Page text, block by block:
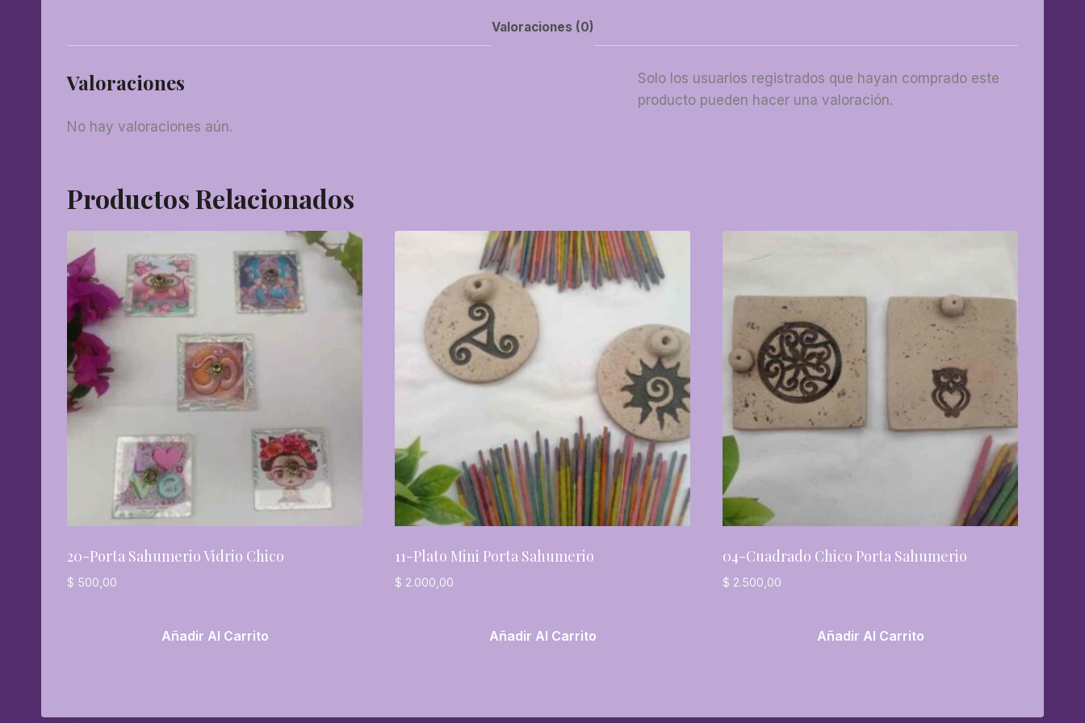
Valoraciones (0)
Valoraciones
No hay valoraciones aún.
Solo los usuarios registrados que hayan comprado este
producto pueden hacer una valoración.
Productos Relacionados
20-Porta Sahumerio Vidrio Chico
$ 500,00
Añadir Al Carrito
11-Plato Mini Porta Sahumerio
$ 2.000,00
Añadir Al Carrito
04-Cuadrado Chico Porta Sahumerio
$ 2.500,00
Añadir Al Carrito